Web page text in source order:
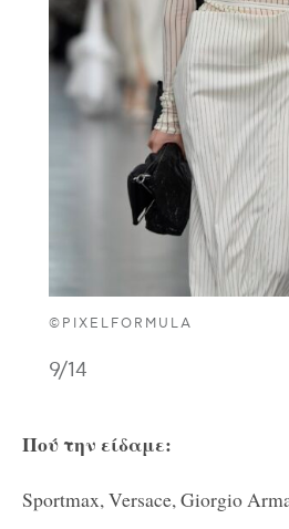
©PIXELFORMULA
9/14
Πού την είδαμε:
Sportmax, Versace, Giorgio